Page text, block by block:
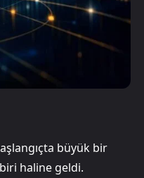
büyük bir
haline geldi.